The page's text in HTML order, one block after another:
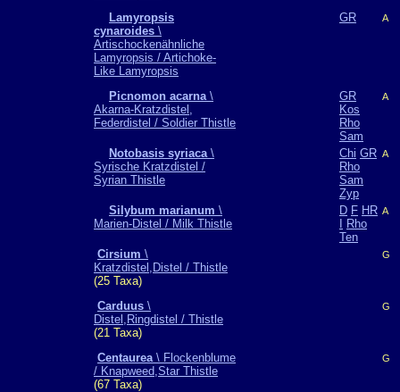
Lamyropsis
cynaroides \
Artischockenähnliche
Lamyropsis / Artichoke-
Like Lamyropsis
GR A
Picnomon acarna\
Akarna-Kratzdistel,
Federdistel / Soldier Thistle
GR
Kos
Rho
Sam
A
Notobasis syriaca\
Syrische Kratzdistel /
Syrian Thistle
Chi GR
Rho
Sam
Zyp
A
Silybum marianum \
Marien-Distel / Milk Thistle
D F HR
Rho
Ten
A
Cirsium \
Kratzdistel,Distel / Thistle
(25 Taxa)
G
Carduus \
Distel,Ringdistel / Thistle
(21 Taxa)
G
Centaurea\ Flockenblume
/ Knapweed,Star Thistle
(67 Taxa)
G